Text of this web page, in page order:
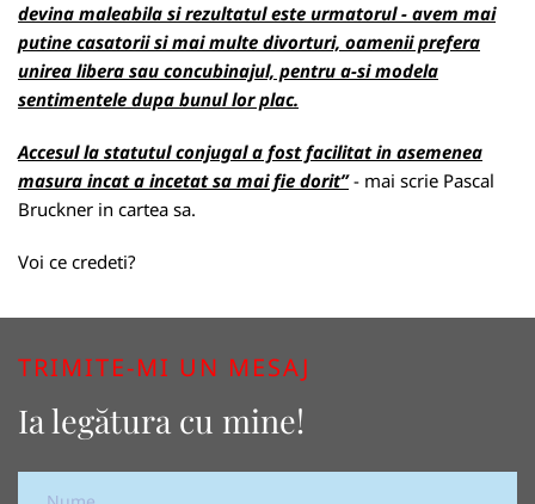
devina maleabila si rezultatul este urmatorul - avem mai
putine casatorii si mai multe divorturi, oamenii prefera
unirea libera sau concubinajul, pentru a-si modela
sentimentele dupa bunul lor plac.
Accesul la statutul conjugal a fost facilitat in asemenea
masura incat a incetat sa mai fie dorit”- mai scrie Pascal
Bruckner in cartea sa.
Voi ce credeti?
TRIMITE-MI UN MESAJ
Ia legătura cu mine!